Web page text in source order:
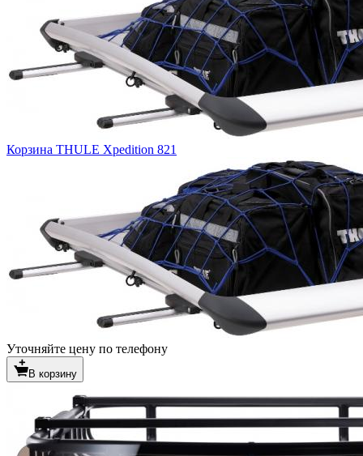
Корзина THULE Xpedition 821
Уточняйте цену по телефону
В корзину